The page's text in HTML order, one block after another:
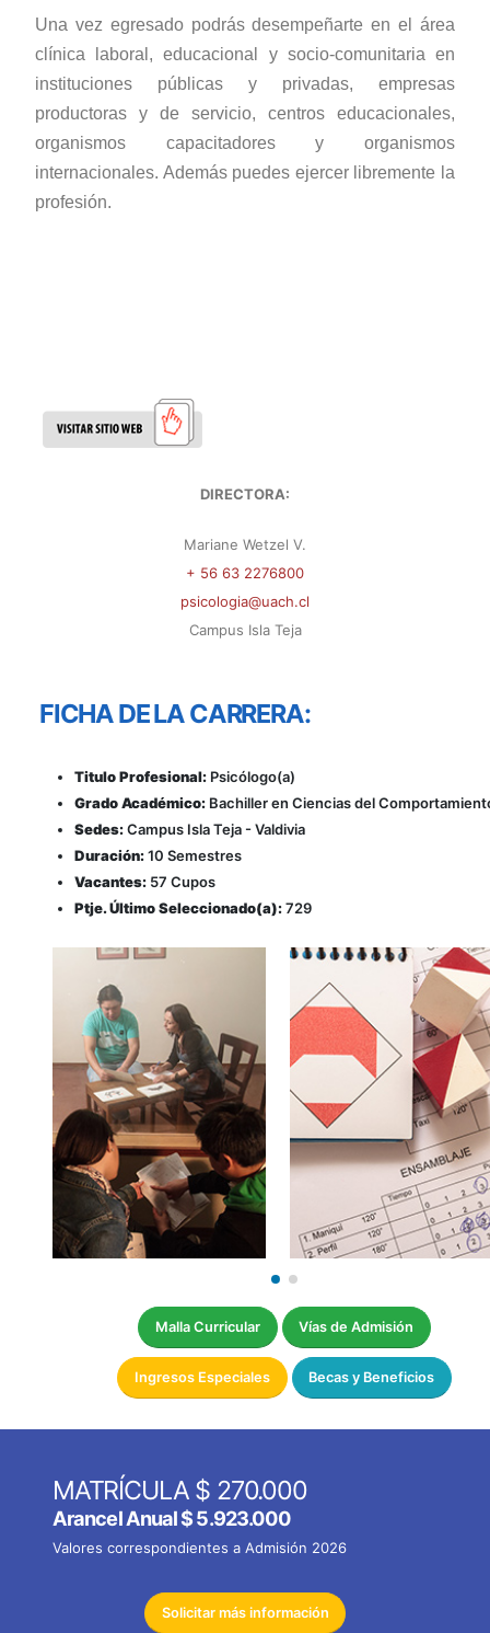
Una vez egresado podrás desempeñarte en el área
clínica laboral, educacional y socio-comunitaria en
instituciones públicas y privadas, empresas
productoras y de servicio, centros educacionales,
organismos capacitadores y organismos
internacionales. Además puedes ejercer libremente la
profesión.
DIRECTORA:
Mariane Wetzel V.
+ 56 63 2276800
psicologia@uach.cl
Campus Isla Teja
FICHA DE LA CARRERA:
Titulo Profesional: Psicólogo(a)
Grado Académico: Bachiller en Ciencias del
Sedes:Campus Isla Teja - Valdivia
Duración:10 Semestres
Vacantes: 57 Cupos
Ptje. Último Seleccionado(a):729
Malla Curricular Vías de Admisión
Ingresos Especiales Becas y Beneficios
MATRÍCULA $ 270.000
Arancel Anual$ 5.923.000
Valores correspondientes a Admisión 2026
Solicitar más información